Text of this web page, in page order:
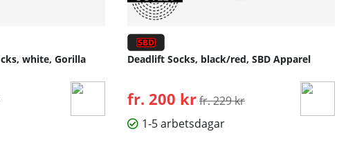
white, Gorilla
pris:
Deadlift Socks, black/red, SBD Apparel
fr. 200 krOrdinarie pris:
fr. 229 kr
1-5 arbetsdagar